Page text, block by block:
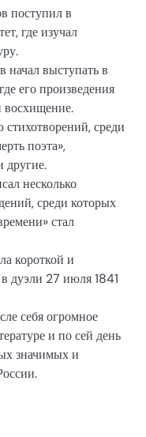
поступил в
где изучал
начал выступать в
его произведения
восхищение.
среди
поэта»,
другие.
несколько
среди которых
стал
короткой и
дуэли 27 июля 1841
себя огромное
и по сей день
значимых и